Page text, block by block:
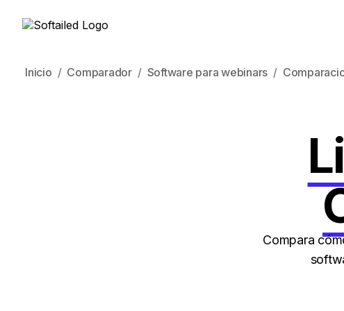
Inicio Comparador Software para webinars
Compara